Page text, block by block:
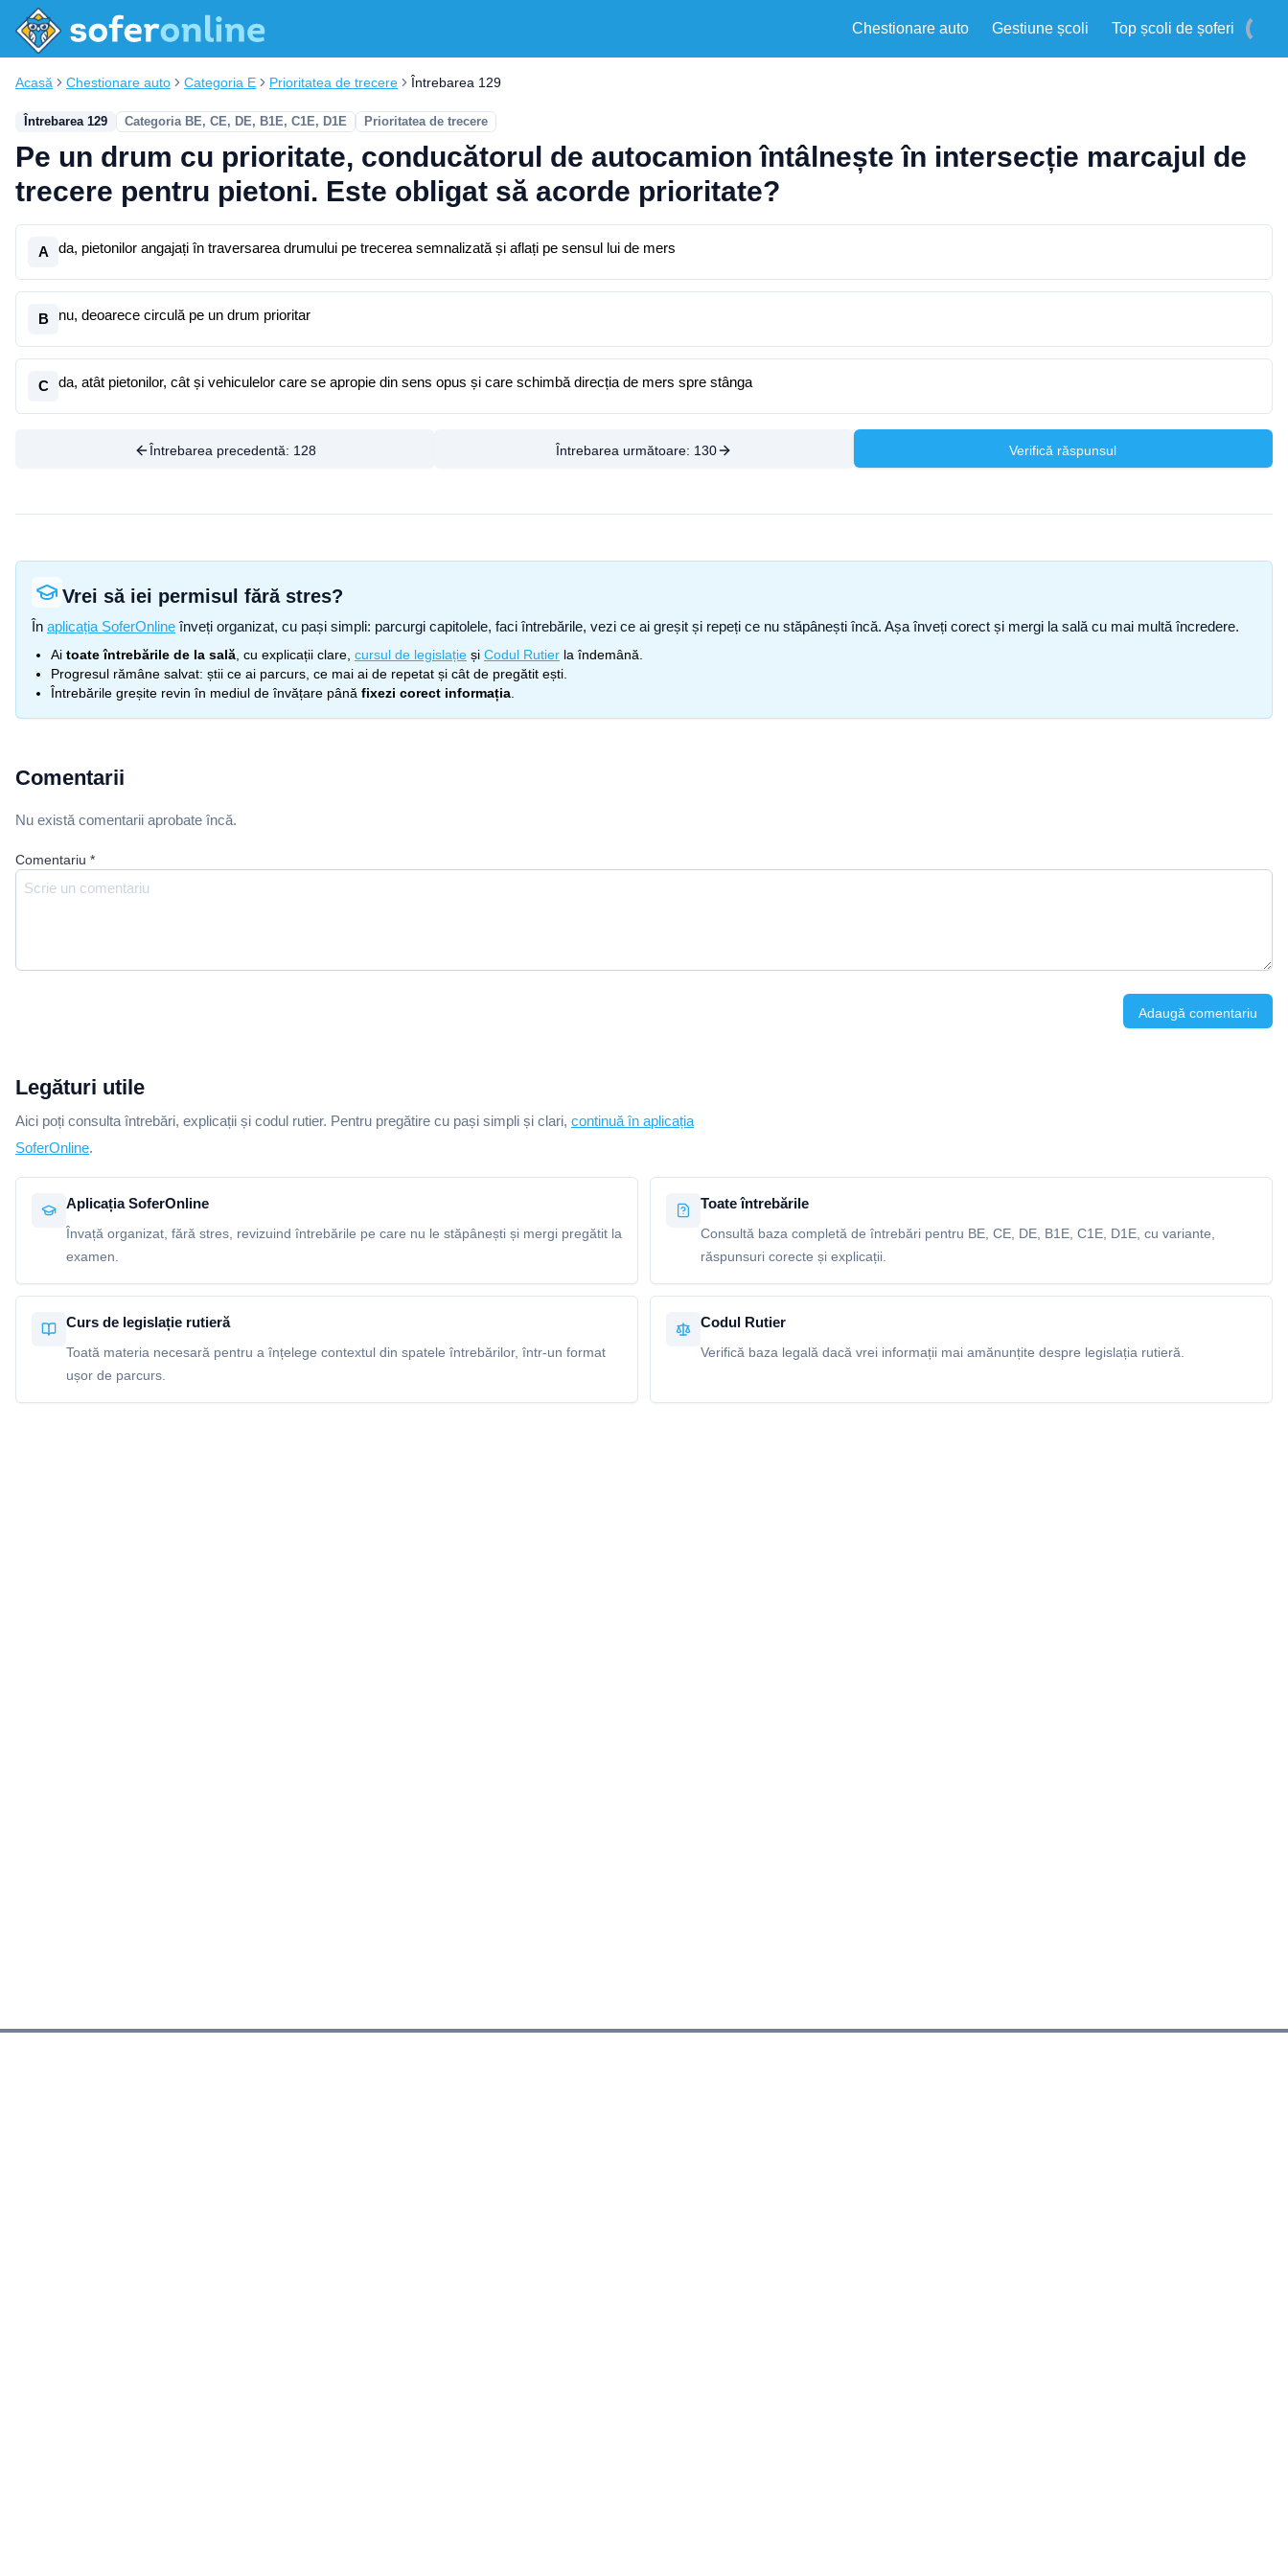
Chestionare auto Gestiune școli Top școli de șoferi
Acasă Chestionare auto Categoria E Prioritatea de trecere Întrebarea 129
Întrebarea 129 Categoria BE, CE, DE, B1E, C1E, D1E Prioritatea de trecere
Pe un drum cu prioritate, conducătorul de autocamion întâlnește în intersecție marcajul de
trecere pentru pietoni. Este obligat să acorde prioritate?
A da, pietonilor angajați în traversarea drumului pe trecerea semnalizată și aflați pe sensul lui de mers
B nu, deoarece circulă pe un drum prioritar
C da, atât pietonilor, cât și vehiculelor care se apropie din sens opus și care schimbă direcția de mers spre stânga
Întrebarea precedentă: 128 Întrebarea următoare: 130 Verifică răspunsul
Vrei să iei permisul fără stres?
În aplicația SoferOnline înveți organizat, cu pași simpli: parcurgi capitolele, faci întrebările, vezi ce ai greșit și repeți ce nu stăpânești încă. Așa înveți corect și mergi la sală cu mai multă încredere.
Ai toate întrebările de la sală , cu explicații clare, cursul de legislație și Codul Rutier la îndemână.
Progresul rămâne salvat: știi ce ai parcurs, ce mai ai de repetat și cât de pregătit ești.
Întrebările greșite revin în mediul de învățare până fixezi corect informația
Comentarii
Nu există comentarii aprobate încă.
Comentariu *
Adaugă comentariu
Legături utile
Aici poți consulta întrebări, explicații și codul rutier. Pentru pregătire cu pași simpli și clari, continuă în aplicația
SoferOnline.
Aplicația SoferOnline
Învață organizat, fără stres, revizuind întrebările pe care nu le stăpânești și mergi pregătit la
examen.
Toate întrebările
Consultă baza completă de întrebări pentru BE, CE, DE, B1E, C1E, D1E, cu variante,
răspunsuri corecte și explicații.
Curs de legislație rutieră
Toată materia necesară pentru a înțelege contextul din spatele întrebărilor, într-un format
ușor de parcurs.
Codul Rutier
Verifică baza legală dacă vrei informații mai amănunțite despre legislația rutieră.